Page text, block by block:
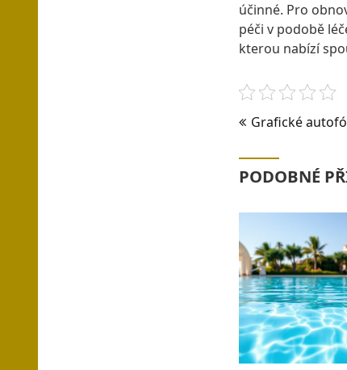
účinné. Pro
péči v podobě
kterou nabízí
Navigace
příspěvek
Grafické
PODOBNÉ